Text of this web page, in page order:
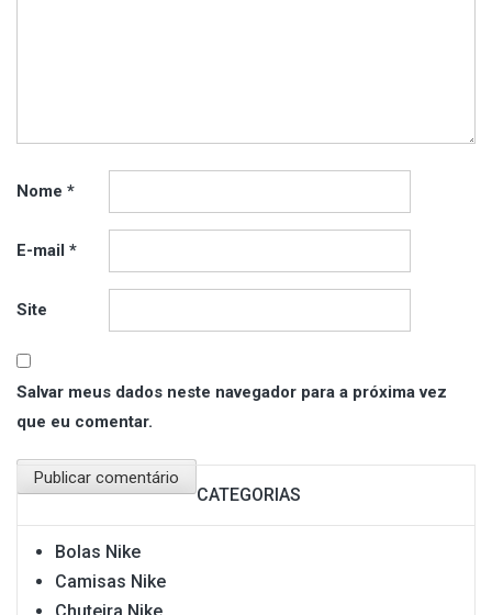
Nome *
E-mail *
Site
Salvar meus dados neste navegador para a próxima vez
que eu comentar.
CATEGORIAS
Bolas Nike
Camisas Nike
Chuteira Nike